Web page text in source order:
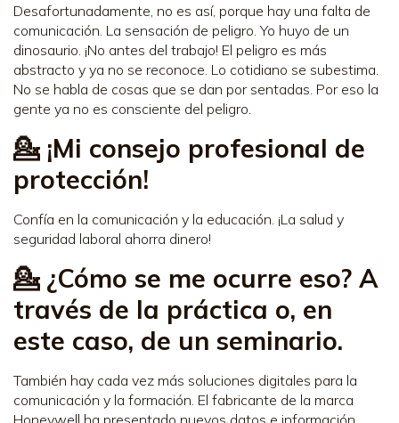
Desafortunadamente, no es así, porque hay una falta de
comunicación. La sensación de peligro. Yo huyo de un
dinosaurio. ¡No antes del trabajo! El peligro es más
abstracto y ya no se reconoce. Lo cotidiano se subestima.
No se habla de cosas que se dan por sentadas. Por eso la
gente ya no es consciente del peligro.
💁 ¡Mi consejo profesional de
protección!
Confía en la comunicación y la educación. ¡La salud y
seguridad laboral ahorra dinero!
💁 ¿Cómo se me ocurre eso? A
través de la práctica o, en
este caso, de un seminario.
También hay cada vez más soluciones digitales para la
comunicación y la formación. El fabricante de la marca
Honeywell ha presentado nuevos datos e información